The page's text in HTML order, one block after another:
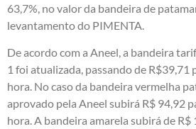
63,7%, no valor da bandeira de
levantamento do PIMENTA.
De acordo com a Aneel, a bandeira
1 foi atualizada, passando de R$39,71
hora. No caso da bandeira vermelha
aprovado pela Aneel subirá R$ 94,92
hora. A bandeira amarela subirá de R$